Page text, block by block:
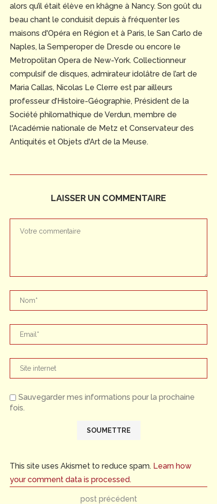
alors qu’il était élève en khâgne à Nancy. Son goût du
beau chant le conduisit depuis à fréquenter les
maisons d'Opéra en Région et à Paris, le San Carlo de
Naples, la Semperoper de Dresde ou encore le
Metropolitan Opera de New-York. Collectionneur
compulsif de disques, admirateur idolâtre de l’art de
Maria Callas, Nicolas Le Clerre est par ailleurs
professeur d’Histoire-Géographie, Président de la
Société philomathique de Verdun, membre de
l'Académie nationale de Metz et Conservateur des
Antiquités et Objets d'Art de la Meuse.
LAISSER UN COMMENTAIRE
Sauvegarder mes informations pour la prochaine
fois.
This site uses Akismet to reduce spam. Learn how
your comment data is processed.
post précédent